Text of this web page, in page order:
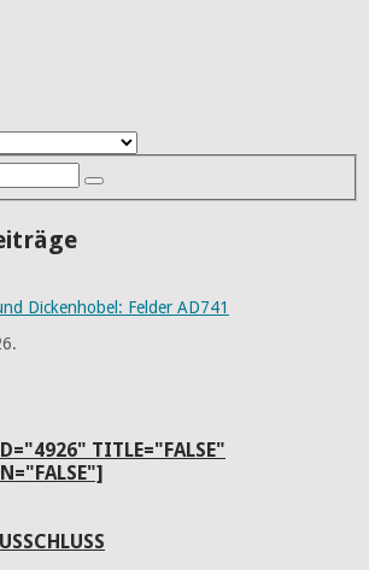
Dickenhobel: Felder AD741
TITLE="FALSE"